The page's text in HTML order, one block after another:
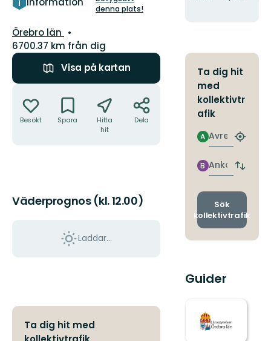
stjärnor
denna plats!
Län:
Örebro län
6700.37 km från dig
Visa på kartan
Besökt Spara
Hitta
hit
Dela
Väderprognos (kl. 12.00)
Laddar...
Ta dig hit med
Ta dig hit
med
kollektivtr
afik
Avresa
A
Hitta
Ankomst
B
Byt
och
Sök
kollektivtrafik
Guider